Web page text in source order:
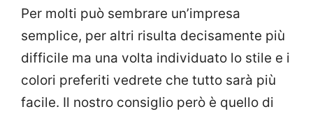
Per molti può sembrare un’impresa
semplice, per altri risulta decisamente più
difficile ma una volta individuato lo stile e i
colori preferiti vedrete che tutto sarà più
facile. Il nostro consiglio però è quello di